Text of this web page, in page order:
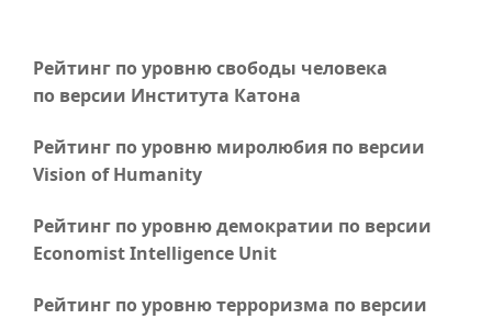
Рейтинг по уровню свободы человека
по версии Института Катона
Рейтинг по уровню миролюбия по версии
Vision of Humanity
Рейтинг по уровню демократии по версии
Economist Intelligence Unit
Рейтинг по уровню терроризма по версии